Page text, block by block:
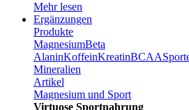
Mehr lesen
Ergänzungen
Produkte
MagnesiumBeta
AlaninKoffeinKreatinBCAA
Mineralien
Artikel
Magnesium und Sport
Virtuose Sportnahrung